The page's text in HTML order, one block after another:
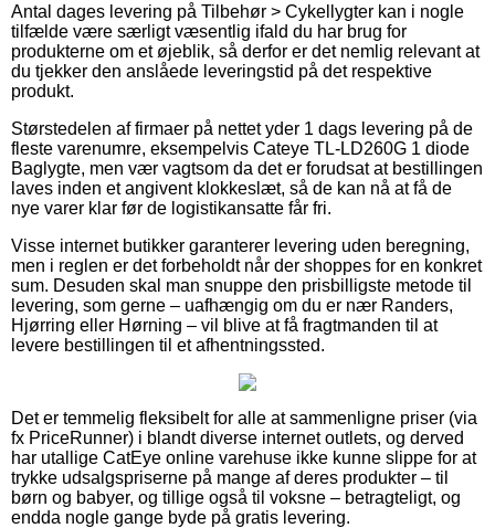
Antal dages levering på Tilbehør > Cykellygter kan i nogle
tilfælde være særligt væsentlig ifald du har brug for
produkterne om et øjeblik, så derfor er det nemlig relevant at
du tjekker den anslåede leveringstid på det respektive
produkt.
Størstedelen af firmaer på nettet yder 1 dags levering på de
fleste varenumre, eksempelvis Cateye TL-LD260G 1 diode
Baglygte, men vær vagtsom da det er forudsat at bestillingen
laves inden et angivent klokkeslæt, så de kan nå at få de
nye varer klar før de logistikansatte får fri.
Visse internet butikker garanterer levering uden beregning,
men i reglen er det forbeholdt når der shoppes for en konkret
sum. Desuden skal man snuppe den prisbilligste metode til
levering, som gerne – uafhængig om du er nær Randers,
Hjørring eller Hørning – vil blive at få fragtmanden til at
levere bestillingen til et afhentningssted.
Det er temmelig fleksibelt for alle at sammenligne priser (via
fx PriceRunner) i blandt diverse internet outlets, og derved
har utallige CatEye online varehuse ikke kunne slippe for at
trykke udsalgspriserne på mange af deres produkter – til
børn og babyer, og tillige også til voksne – betragteligt, og
endda nogle gange byde på gratis levering.